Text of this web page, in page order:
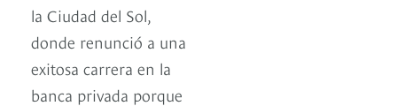
la Ciudad del Sol,
donde renunció a una
exitosa carrera en la
banca privada porque